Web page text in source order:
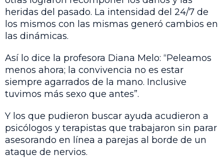
heridas del pasado. La intensidad del 24/7 de
los mismos con las mismas generó cambios en
las dinámicas.
Así lo dice la profesora Diana Melo: “Peleamos
menos ahora; la convivencia no es estar
siempre agarrados de la mano. Inclusive
tuvimos más sexo que antes”.
Y los que pudieron buscar ayuda acudieron a
psicólogos y terapistas que trabajaron sin parar
asesorando en línea a parejas al borde de un
ataque de nervios.